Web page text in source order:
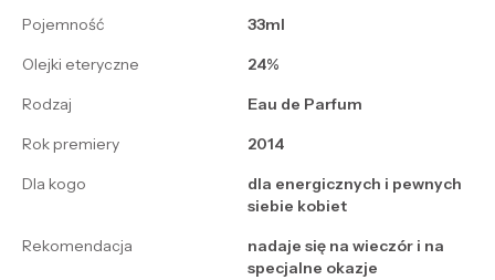
Pojemność
33ml
Olejki eteryczne
24%
Rodzaj
Eau de Parfum
Rok premiery
2014
Dla kogo
dla energicznych i pewnych
siebie kobiet
Rekomendacja
nadaje się na wieczór i na
specjalne okazje